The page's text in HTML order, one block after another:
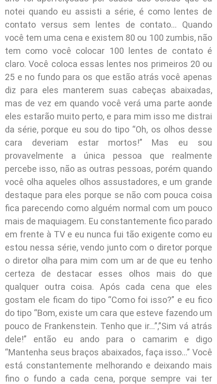
notei quando eu assisti a série, é como lentes de
contato versus sem lentes de contato… Quando
você tem uma cena e existem 80 ou 100 zumbis, não
tem como você colocar 100 lentes de contato é
claro. Você coloca essas lentes nos primeiros 20 ou
25 e no fundo para os que estão atrás você apenas
diz para eles manterem suas cabeças abaixadas,
mas de vez em quando você verá uma parte aonde
eles estarão muito perto, e para mim isso me distrai
da série, porque eu sou do tipo “Oh, os olhos desse
cara deveriam estar mortos!” Mas eu sou
provavelmente a única pessoa que realmente
percebe isso, não as outras pessoas, porém quando
você olha aqueles olhos assustadores, e um grande
destaque para eles porque se não com pouca coisa
fica parecendo como alguém normal com um pouco
mais de maquiagem. Eu constantemente fico parado
em frente à TV e eu nunca fui tão exigente como eu
estou nessa série, vendo junto com o diretor porque
o diretor olha para mim com um ar de que eu tenho
certeza de destacar esses olhos mais do que
qualquer outra coisa. Após cada cena que eles
gostam ele ficam do tipo “Como foi isso?” e eu fico
do tipo “Bom, existe um cara que esteve fazendo um
pouco de Frankenstein. Tenho que ir…”,”Sim vá atrás
dele!” então eu ando para o camarim e digo
“Mantenha seus braços abaixados, faça isso…” Você
está constantemente melhorando e deixando mais
fino o fundo a cada cena, porque sempre vai ter